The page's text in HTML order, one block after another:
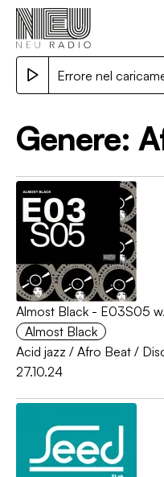
Errore nel
Genere:
Almost Black - E03S05
Almost Black
Acid jazz / Afro Beat /
27.10.24